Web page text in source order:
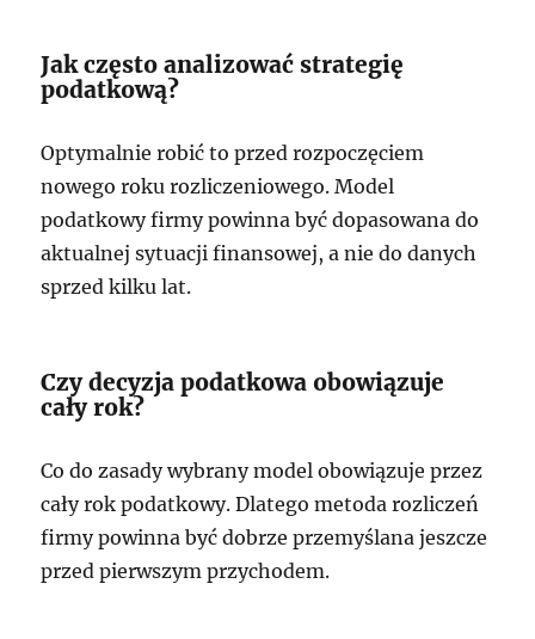
Jak często analizować strategię
podatkową?
Optymalnie robić to przed rozpoczęciem
nowego roku rozliczeniowego. Model
podatkowy firmy powinna być dopasowana do
aktualnej sytuacji finansowej, a nie do danych
sprzed kilku lat.
Czy decyzja podatkowa obowiązuje
cały rok?
Co do zasady wybrany model obowiązuje przez
cały rok podatkowy. Dlatego metoda rozliczeń
firmy powinna być dobrze przemyślana jeszcze
przed pierwszym przychodem.